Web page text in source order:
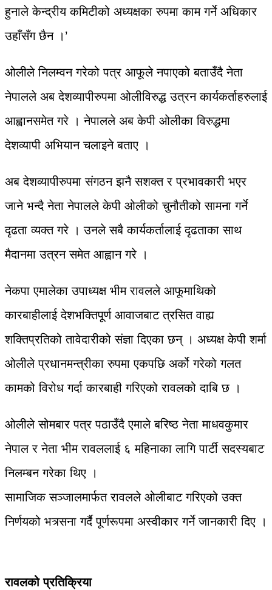
हुनाले केन्द्रीय कमिटीको अध्यक्षका रुपमा काम गर्ने अधिकार
उहाँसँग छैन ।’
ओलीले निलम्वन गरेको पत्र आफूले नपाएको बताउँदै नेता
नेपालले अब देशव्यापीरुपमा ओलीविरुद्ध उत्रन कार्यकर्ताहरुलाई
आह्वानसमेत गरे । नेपालले अब केपी ओलीका विरुद्धमा
देशव्यापी अभियान चलाइने बताए ।
अब देशव्यापीरुपमा संगठन झनै सशक्त र प्रभावकारी भएर
जाने भन्दै नेता नेपालले केपी ओलीको चुनौतीको सामना गर्ने
दृढता व्यक्त गरे । उनले सबै कार्यकर्तालाई दृढताका साथ
मैदानमा उत्रन समेत आह्वान गरे ।
नेकपा एमालेका उपाध्यक्ष भीम रावलले आफूमाथिको
कारबाहीलाई देशभक्तिपूर्ण आवाजबाट त्रसित वाह्य
शक्तिप्रतिको तावेदारीको संज्ञा दिएका छन् । अध्यक्ष केपी शर्मा
ओलीले प्रधानमन्त्रीका रुपमा एकपछि अर्को गरेको गलत
कामको विरोध गर्दा कारबाही गरिएको रावलको दाबि छ ।
ओलीले सोमबार पत्र पठाउँदै एमाले बरिष्ठ नेता माधवकुमार
नेपाल र नेता भीम रावललाई ६ महिनाका लागि पार्टी सदस्यबाट
निलम्बन गरेका थिए ।
सामाजिक सञ्जालमार्फत रावलले ओलीबाट गरिएको उक्त
निर्णयको भत्र्सना गर्दै पूर्णरूपमा अस्वीकार गर्ने जानकारी दिए ।
रावलको प्रतिक्रिया